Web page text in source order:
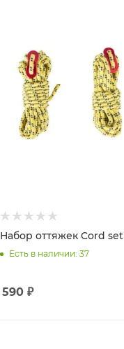
Набор оттяжек Cord set
Есть в наличии: 37
590 ₽